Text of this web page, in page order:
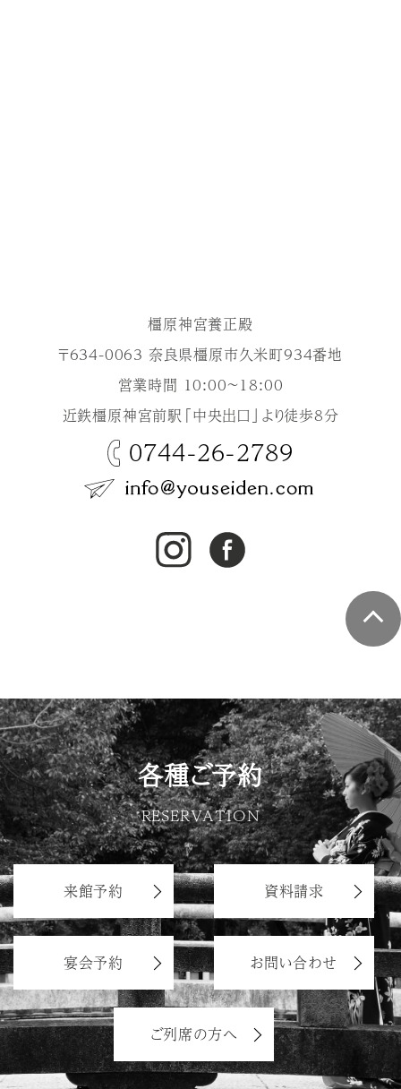
橿原神宮養正殿
〒634-0063 奈良県橿原市久米町934番地
営業時間 10:00～18:00
近鉄橿原神宮前駅「中央出口」より徒歩8分
0744-26-2789
各種ご予約
RESERVATION
来館予約 資料請求
宴会予約 お問い合わせ
ご列席の方へ